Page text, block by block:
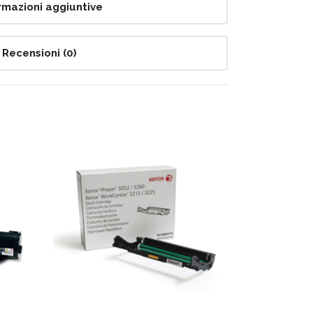
aggiuntive
Recensioni (0)